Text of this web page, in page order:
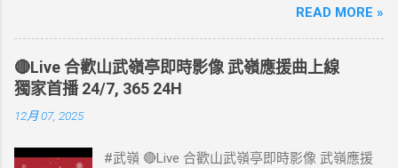
READ MORE »
🔴Live 合歡山武嶺亭即時影像 武嶺應援曲上線
獨家首播 24/7, 365 24H
12月 07, 2025
#武嶺 🔴Live 合歡山武嶺亭即時影像 武嶺應援